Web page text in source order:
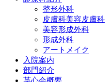
整形外科
皮膚科美容皮膚科
美容形成外科
形成外科
アートメイク
入院案内
部門紹介
英心会概要